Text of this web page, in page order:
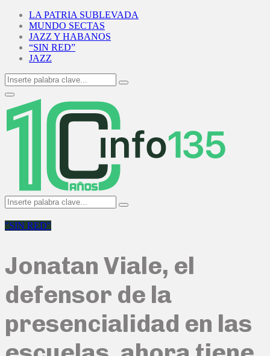
LA PATRIA SUBLEVADA
MUNDO SECTAS
JAZZ Y HABANOS
“SIN RED”
JAZZ
Search
for:
Search
Primary
Menu
Search
for:
Search
"SIN RED"
Jonatan Viale, el
defensor de la
presencialidad en las